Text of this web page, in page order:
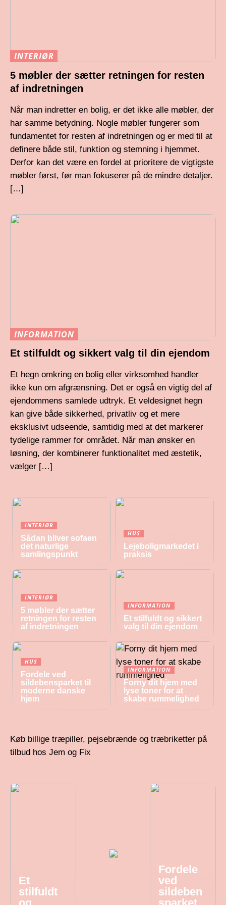
INTERIØR
5 møbler der sætter retningen for resten
af indretningen
Når man indretter en bolig, er det ikke alle møbler, der
har samme betydning. Nogle møbler fungerer som
fundamentet for resten af indretningen og er med til at
definere både stil, funktion og stemning i hjemmet.
Derfor kan det være en fordel at prioritere de vigtigste
møbler først, før man fokuserer på de mindre detaljer.
[…]
INFORMATION
Et stilfuldt og sikkert valg til din ejendom
Et hegn omkring en bolig eller virksomhed handler
ikke kun om afgrænsning. Det er også en vigtig del af
ejendommens samlede udtryk. Et veldesignet hegn
kan give både sikkerhed, privatliv og et mere
eksklusivt udseende, samtidig med at det markerer
tydelige rammer for området. Når man ønsker en
løsning, der kombinerer funktionalitet med æstetik,
vælger […]
INTERIØR
Sådan bliver sofaen
det naturlige
samlingspunkt
HUS
Lejeboligmarkedet i
praksis
INTERIØR
5 møbler der sætter
retningen for resten
af indretningen
INFORMATION
Et stilfuldt og sikkert
valg til din ejendom
HUS
Fordele ved
sildebensparket til
moderne danske
hjem
INFORMATION
Forny dit hjem med
lyse toner for at
skabe rummelighed
Køb billige træpiller, pejsebrænde og træbriketter på
tilbud hos Jem og Fix
Et
stilfuldt
Fordele
ved
sildeben